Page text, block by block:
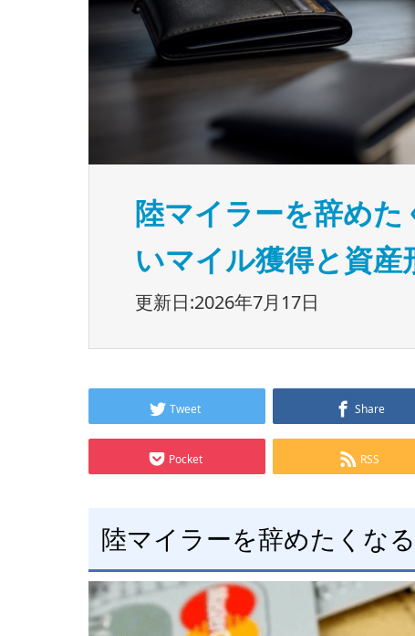
陸マイラーを辞め
いマイル獲得と資産
更新日:2026年7月17日
Tweet Share
Pocket RSS
陸マイラーを辞めたくな